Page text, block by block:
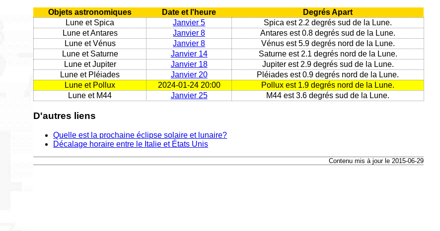
Objets astronomiques Date et l'heure
Degrés Apart
Lune et Spica
Janvier 5
Spica est 2.2 degrés sud de la Lune.
Lune et Antares
Janvier 8
Antares est 0.8 degrés sud de la Lune.
Lune et Vénus
Janvier 8
Vénus est 5.9 degrés nord de la Lune.
Lune et Saturne
Janvier 14
Saturne est 2.1 degrés nord de la Lune.
Lune et Jupiter
Janvier 18
Jupiter est 2.9 degrés sud de la Lune.
Lune et Pléiades
Janvier 20
Pléiades est 0.9 degrés nord de la Lune.
Lune et Pollux
2024-01-24 20:00
Pollux est 1.9 degrés nord de la Lune.
Lune et M44
Janvier 25 M44 est 3.6 degrés sud de la Lune.
D'autres liens
Quelle est la prochaine éclipse solaire et lunaire?
Décalage horaire entre le Italie et États Unis
Contenu mis à jour le 2015-06-29